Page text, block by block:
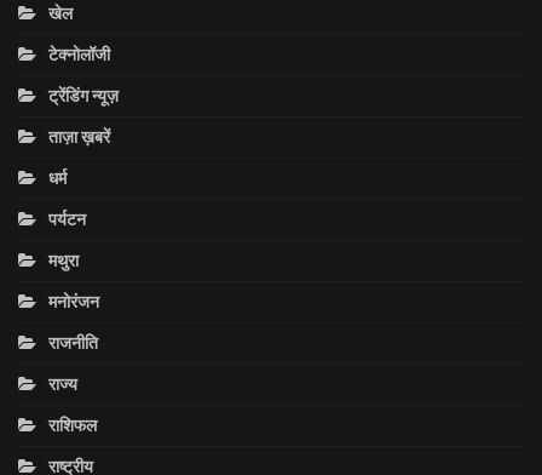
खेल
टेक्नोलॉजी
ट्रेंडिंग न्यूज़
ताज़ा ख़बरें
धर्म
पर्यटन
मथुरा
मनोरंजन
राजनीति
राज्य
राशिफल
राष्ट्रीय